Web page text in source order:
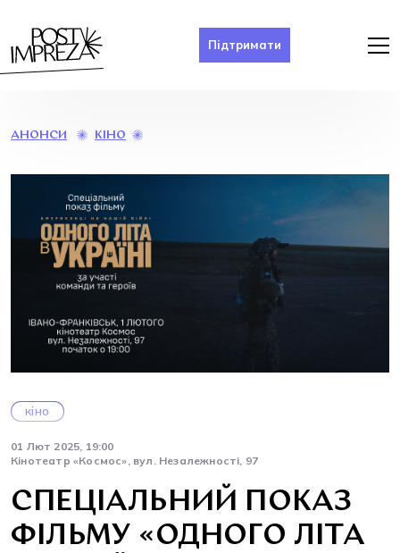
Підтримати
АНОНСИ КІНО
В
УКРАЇНІ»
кіно
01 Лют 2025, 19:00
Кінотеатр «Космос», вул. Незалежності, 97
СПЕЦІАЛЬНИЙ ПОКАЗ
ФІЛЬМУ «ОДНОГО ЛІТА